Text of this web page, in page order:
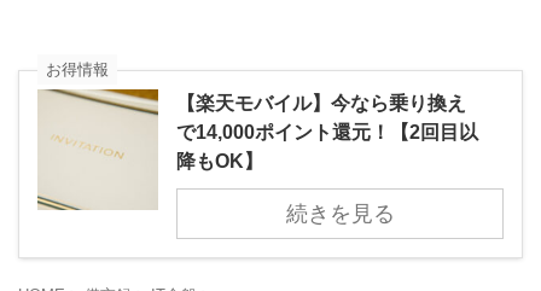
お得情報
【楽天モバイル】今なら乗り換え
で14,000ポイント還元！【2回目以
降もOK】
続きを見る